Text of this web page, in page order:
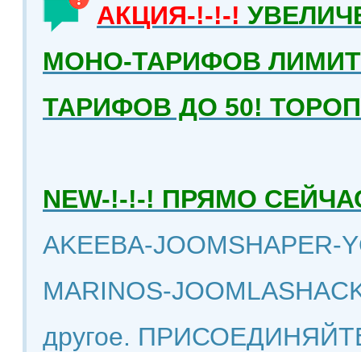
АКЦИЯ-!-!-!
МОНО-ТАРИФОВ
ТАРИФОВ ДО 50!
NEW-!-!-! ПРЯМО
AKEEBA-JOOMSHAPER-
MARINOS-
другое.